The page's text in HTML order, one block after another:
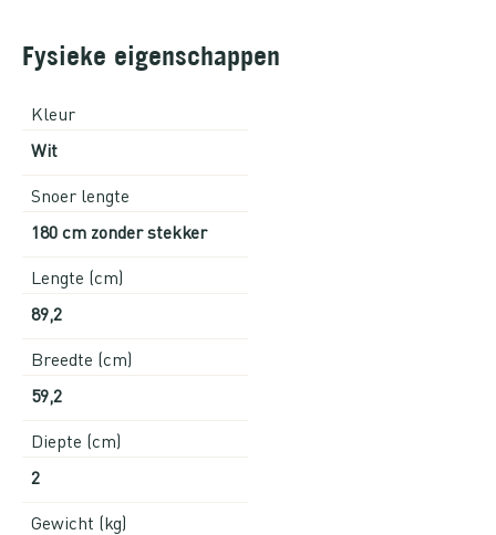
Fysieke eigenschappen
Kleur
Wit
Snoer lengte
180 cm zonder stekker
Lengte (cm)
89,2
Breedte (cm)
59,2
Diepte (cm)
2
Gewicht (kg)